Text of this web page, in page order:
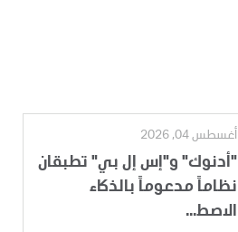
أغسطس 04, 2026
"أدنوك" و"إس إل بي" تطبقان
نظاماً مدعوماً بالذكاء
الاصط...